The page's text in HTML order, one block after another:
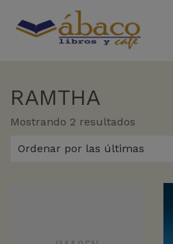
RAMTHA
Mostrando 2 resultados
Ordenar por las últimas